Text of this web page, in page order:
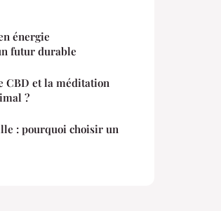
énergie
futur durable
CBD et la méditation
?
: pourquoi choisir un